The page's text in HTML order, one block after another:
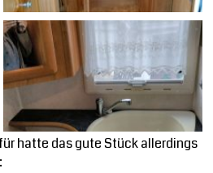
hatte das gute Stück allerdings